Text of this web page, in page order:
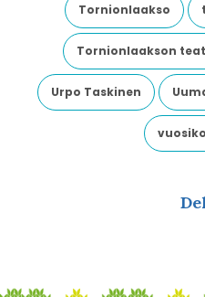
Tornionlaakso
Tornionlaakson
Urpo Taskinen